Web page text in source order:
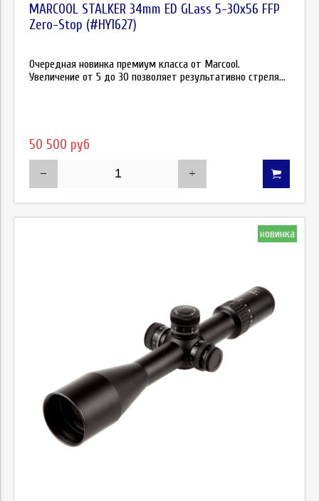
MARCOOL STALKER 34mm ED GLass 5-30x56 FFP
Zero-Stop (#HY1627)
Очередная новинка премиум класса от Marcool.
Увеличение от 5 до 30 позволяет результативно стреля...
50 500 руб
новинка